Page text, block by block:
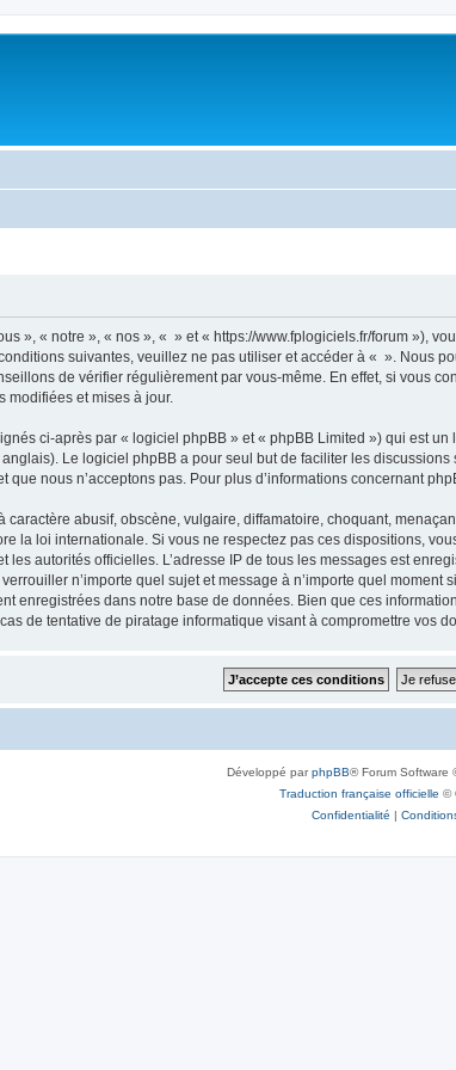
», « notre », « nos », « » et « https://www.fplogiciels.fr/forum »),
suivantes, veuillez ne pas utiliser et accéder à « ». Nous
de vérifier régulièrement par vous-même. En effet, si vous
modifiées et mises à jour.
ci-après par « logiciel phpBB » et « phpBB Limited ») qui est
Le logiciel phpBB a pour seul but de faciliter les
nous n’acceptons pas. Pour plus d’informations concernant
caractère abusif, obscène, vulgaire, diffamatoire, choquant,
la loi internationale. Si vous ne respectez pas ces dispositions,
les autorités officielles. L’adresse IP de tous les messages est
n’importe quel sujet et message à n’importe quel
enregistrées dans notre base de données. Bien que ces
de tentative de piratage informatique visant à compromettre vos
Développé parphpBB® Forum Software
Traduction française officielle ©
Confidentialité |